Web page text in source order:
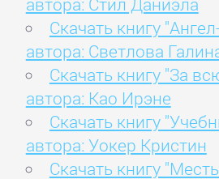
Скачать книгу
автора: Светлова
Скачать книгу "За
автора: Као Ирэне
Скачать книгу
автора: Уокер Кристин
Скачать книгу